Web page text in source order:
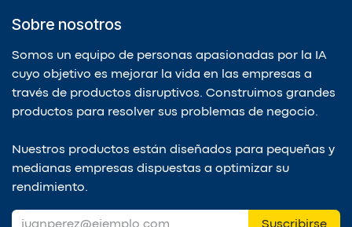
Sobre nosotros
Somos un equipo de personas apasionadas por la IA
cuyo objetivo es mejorar la vida en las empresas a
través de productos disruptivos. Construimos grandes
productos para resolver sus problemas de negocio.
Nuestros productos están diseñados para pequeñas y
medianas empresas dispuestas a optimizar su
rendimiento.